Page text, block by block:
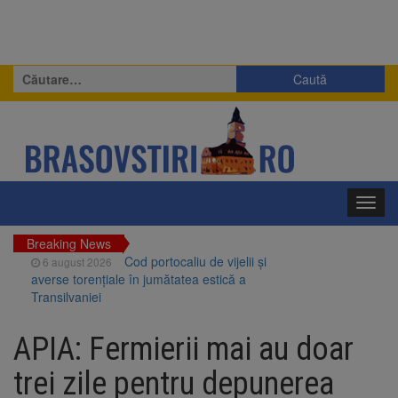
Caută
după:
Breaking News
6 august 2026
Cod portocaliu de vijelii și
averse torențiale în jumătatea estică a
Transilvaniei
după ce și-ar fi agresat soția de două ori în
câteva zile
6 august 2026
Urmele atelajului i-au condus
pe polițiști la cioate. Bărbat prins în pădure la
APIA: Fermierii mai au doar
trei zile pentru depunerea